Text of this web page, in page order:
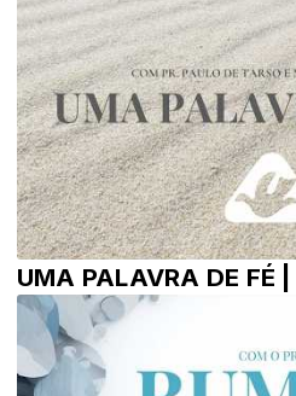
UMA PALAVRA DE FÉ